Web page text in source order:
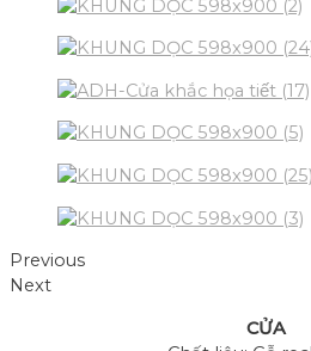
Previous
Next
CỬA